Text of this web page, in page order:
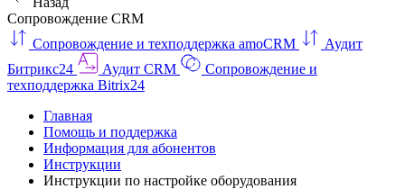
Сопровождение CRM
Сопровождение и техподдержка amoCRM
Аудит
Битрикс24
Аудит CRM
Сопровождение и
техподдержка Bitrix24
Главная
Помощь и поддержка
Информация для абонентов
Инструкции
Инструкции по настройке оборудования